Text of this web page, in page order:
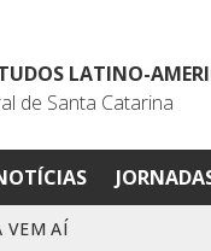
LATINO-
de Santa Catarina
VEM AÍ